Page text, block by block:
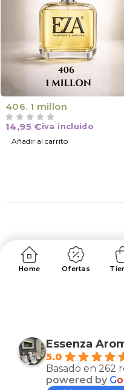
406. 1 millon
14,95€iva incluido
Añadir al carrito
Home Ofertas
Essenza
5.0
Basado en 262
powered by Go